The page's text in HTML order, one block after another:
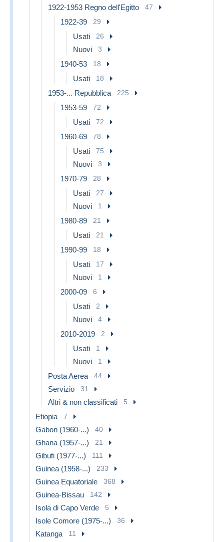
1922-1953 Regno dell'Egitto 47
1922-39 29
Usati 26
Nuovi 3
1940-53 18
Usati 18
1953-... Repubblica 225
1953-59 72
Usati 72
1960-69 78
Usati 75
Nuovi 3
1970-79 28
Usati 27
Nuovi 1
1980-89 21
Usati 21
1990-99 18
Usati 17
Nuovi 1
2000-09 6
Usati 2
Nuovi 4
2010-2019 2
Usati 1
Nuovi 1
Posta Aerea 44
Servizio 31
Altri & non classificati 5
Etiopia 7
Gabon (1960-...) 40
Ghana (1957-...) 21
Gibuti (1977-...) 111
Guinea (1958-...) 233
Guinea Equatoriale 368
Guinea-Bissau 142
Isola di Capo Verde 5
Isole Comore (1975-...) 36
Katanga 11